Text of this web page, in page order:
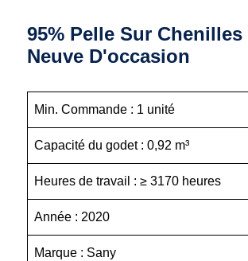
95% Pelle Sur Chenilles
Neuve D'occasion
Min. Commande :
Capacité du godet :
Heures de travail : ≥ 3170
Année :
Marque :